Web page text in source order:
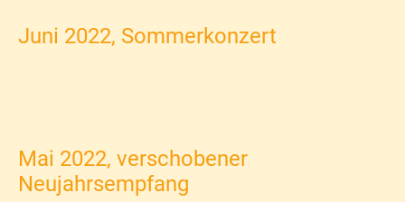
Juni 2022, Sommerkonzert
Mai 2022, verschobener
Neujahrsempfang